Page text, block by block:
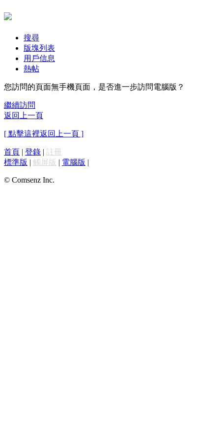
搜尋
版塊列表
用戶信息
熱帖
您訪問的頁面無手機頁面，是否進一步訪問電腦版？
繼續訪問
返回上一頁
[ 點擊這裡返回上一頁 ]
首頁 | 登錄 | 註冊
標準版 | 觸屏版 | 電腦版 |
© Comsenz Inc.